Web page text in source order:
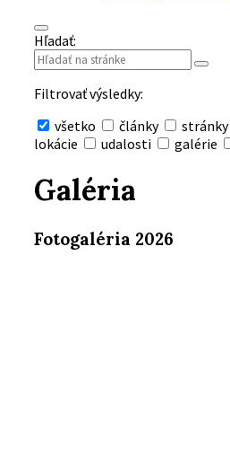
Hľadať:
Filtrovať výsledky:
všetko
články stránky
lokácie
udalosti galérie
vyhľadávanie
Galéria
Fotogaléria 2026